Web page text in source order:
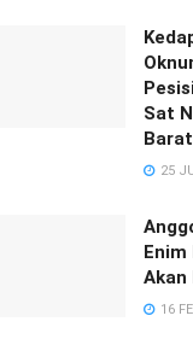
Sat
Barat
25
Enim
Akan
16